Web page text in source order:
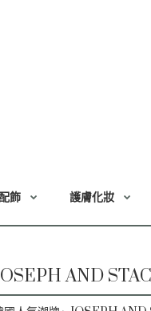
飾 護膚化妝
AND